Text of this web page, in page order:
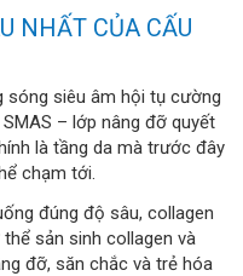
NHẤT CỦA CẤU
sóng siêu âm hội tụ cường
– lớp nâng đỡ quyết
là tầng da mà trước đây
chạm tới.
đúng độ sâu, collagen
sản sinh collagen và
đỡ, săn chắc và trẻ hóa